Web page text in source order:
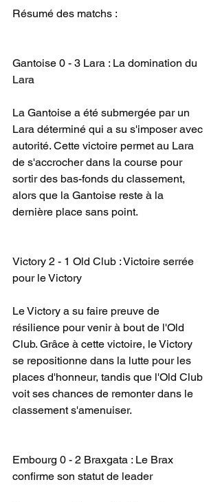
Résumé des matchs :
Gantoise 0 - 3 Lara : La domination du
Lara
La Gantoise a été submergée par un
Lara déterminé qui a su s'imposer avec
autorité. Cette victoire permet au Lara
de s'accrocher dans la course pour
sortir des bas-fonds du classement,
alors que la Gantoise reste à la
dernière place sans point.
Victory 2 - 1 Old Club : Victoire serrée
pour le Victory
Le Victory a su faire preuve de
résilience pour venir à bout de l'Old
Club. Grâce à cette victoire, le Victory
se repositionne dans la lutte pour les
places d'honneur, tandis que l'Old Club
voit ses chances de remonter dans le
classement s'amenuiser.
Embourg 0 - 2 Braxgata : Le Brax
confirme son statut de leader